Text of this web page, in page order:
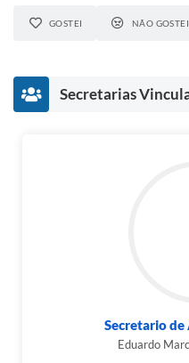
GOSTEI NÃO GOSTEI
Secretarias
Secretario de
Eduardo